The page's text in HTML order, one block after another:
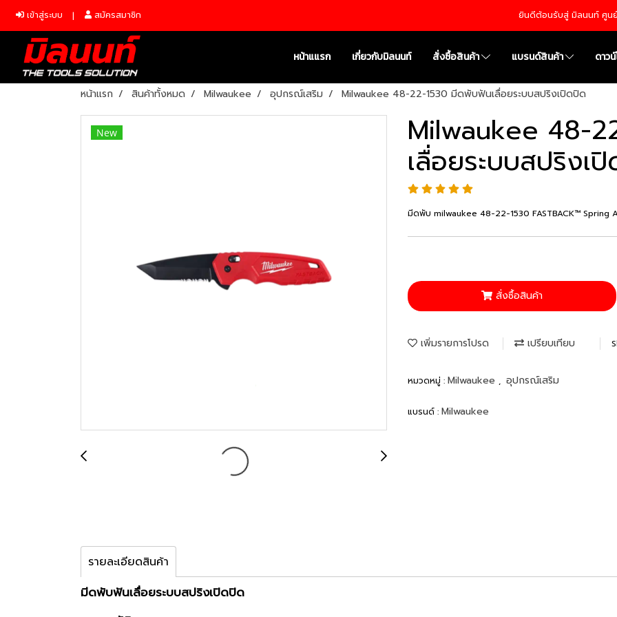
เข้าสู่ระบบ สมัครสมาชิก ยินดีต้อนรับสู่ มิลนนท์ ศูน
หน้าแแรก เกี่ยวกับมิลนนท์ สั่งซื้อสินค้า แบรนด์สินค้า ดาว
หน้าแรก สินค้าทั้งหมด Milwaukee อุปกรณ์เสริม Milwaukee 48-22-1530 มีดพับฟันเลื่อยระบบสปริงเปิดปิด
New Milwaukee 48-
เลื่อยระบบสปริงเ
มีดพับ milwaukee 48-22-1530 FASTBACK™ Spring
สั่งซื้อสินค้า
เพิ่มรายการโปรด เปรียบเทียบ
หมวดหมู่ : Milwaukee , อุปกรณ์เสริม
แบรนด์ : Milwaukee
รายละเอียดสินค้า
มีดพับฟันเลื่อยระบบสปริงเปิดปิด